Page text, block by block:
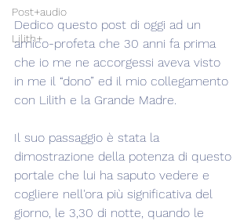
Post+audio
Lilith+
Dedico questo post di oggi ad un
amico-profeta che 30 anni fa prima
che io me ne accorgessi aveva visto
in me il “dono” ed il mio collegamento
con Lilith e la Grande Madre.
Il suo passaggio è stata la
dimostrazione della potenza di questo
portale che lui ha saputo vedere e
cogliere nell'ora più significativa del
giorno, le 3,30 di notte, quando le